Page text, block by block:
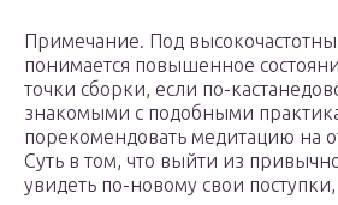
Примечание. Под
понимается повышенное
точки сборки, если по-
знакомыми с подобными
порекомендовать медитацию на
Суть в том, что выйти из
увидеть по-новому свои